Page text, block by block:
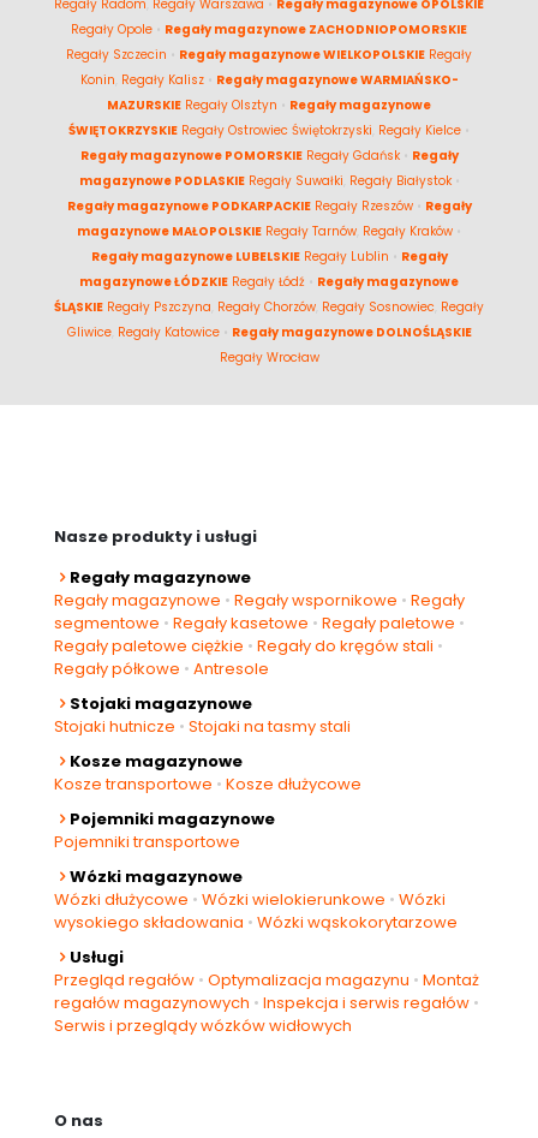
Regały Radom Regały Warszawa • Regały magazynowe OPOLSKIE
Regały Opole • Regały magazynowe ZACHODNIOPOMORSKIE
Regały Szczecin • Regały magazynowe WIELKOPOLSKIE Regały
Konin Regały Kalisz• Regały magazynowe WARMIAŃSKO-
MAZURSKIE Regały Olsztyn • Regały magazynowe
ŚWIĘTOKRZYSKIE Regały Ostrowiec Świętokrzyski Regały Kielce •
Regały magazynowe POMORSKIE Regały Gdańsk• Regały
magazynowe PODLASKIE Regały Suwałki Regały Białystok•
Regały magazynowe PODKARPACKIE Regały Rzeszów• Regały
magazynowe MAŁOPOLSKIE Regały Tarnów Regały Kraków •
Regały magazynowe LUBELSKIE Regały Lublin • Regały
magazynowe ŁÓDZKIE Regały Łódź • Regały magazynowe
ŚLĄSKIE Regały Pszczyna Regały Chorzów Regały Sosnowiec Regały
Gliwice, Regały Katowice• Regały magazynowe DOLNOŚLĄSKIE
Regały Wrocław
Nasze produkty i usługi
Regały magazynowe
Regały magazynowe • Regały wspornikowe • Regały
segmentowe • Regały kasetowe • Regały paletowe •
Regały paletowe ciężkie • Regały do kręgów stali •
Regały półkowe • Antresole
Stojaki magazynowe
Stojaki hutnicze • Stojaki na tasmy stali
Kosze magazynowe
Kosze transportowe • Kosze dłużycowe
Pojemniki magazynowe
Pojemniki transportowe
Wózki magazynowe
Wózki dłużycowe • Wózki wielokierunkowe • Wózki
wysokiego składowania • Wózki wąskokorytarzowe
Usługi
Przegląd regałów • Optymalizacja magazynu • Montaż
regałów magazynowych • Inspekcja i serwis regałów •
Serwis i przeglądy wózków widłowych
O nas